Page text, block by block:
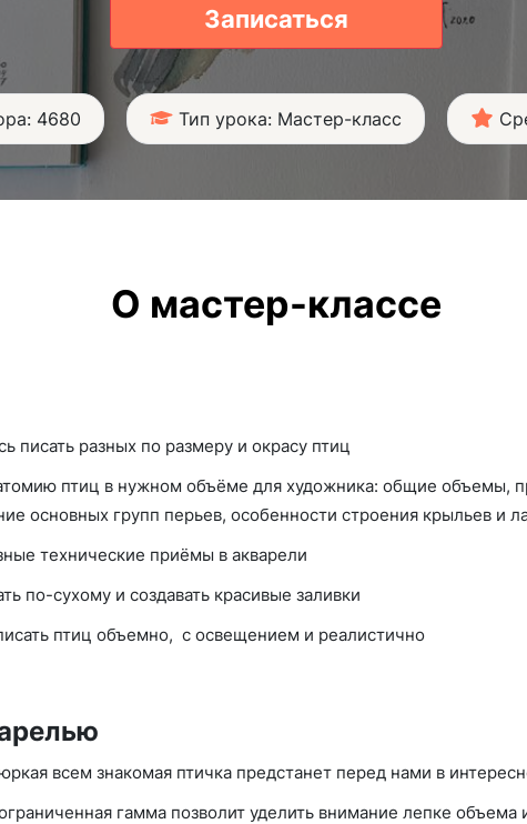
Записаться
4680 Тип урока: Мастер-класс
О мастер-классе
писать разных по размеру и окрасу птиц
птиц в нужном объёме для художника: общие объемы,
основных групп перьев, особенности строения крыльев и
технические приёмы в акварели
по-сухому и создавать красивые заливки
птиц объемно, с освещением и реалистично
всем знакомая птичка предстанет перед нами в
гамма позволит уделить внимание лепке объема